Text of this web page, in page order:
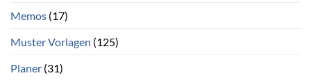
Memos (17)
Muster Vorlagen (125)
Planer (31)